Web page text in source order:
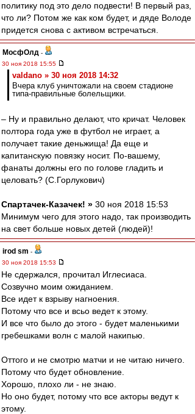
политику под это дело подвести! В первый раз,
что ли? Потом же как ком будет, и дяде Володе
придется снова с активом встречаться.
МосфОлд -
30 ноя 2018 15:55
valdano » 30 ноя 2018 14:32
Вчера клуб уничтожали на своем стадионе
типа-правильные болельщики.
– Ну и правильно делают, что кричат. Человек
полтора года уже в футбол не играет, а
получает такие деньжища! Да еще и
капитанскую повязку носит. По-вашему,
фанаты должны его по голове гладить и
целовать? (С.Горлукович)
Спартачек-Казачек! » 30 ноя 2018 15:53
Минимум чего для этого надо, так производить
на свет больше новых детей (людей)!
irod sm -
30 ноя 2018 15:53
Не сдержался, прочитал Иглесиаса.
Созвучно моим ожиданием.
Все идет к взрыву нагноения.
Потому что все и всьо ведет к этому.
И все что было до этого - будет маленькими
гребешками волн с малой накипью.
Оттого и не смотрю матчи и не читаю ничего.
Потому что будет обновление.
Хорошо, плохо ли - не знаю.
Но оно будет, потому что все акторы ведут к
этому.